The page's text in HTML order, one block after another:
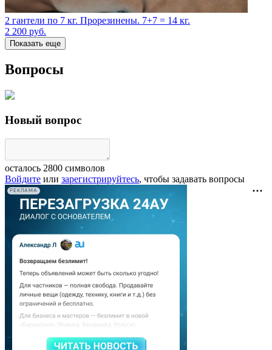
2 гантели по 7 кг. Прорезинены. 7+7 = 14 кг.
2 200 руб.
Показать еще
Вопросы
Новый вопрос
осталось 2800 символов
Войдите или зарегистрируйтесь, чтобы задавать вопросы
РЕКЛАМА